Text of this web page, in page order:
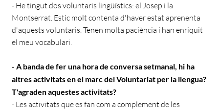
- He tingut dos voluntaris lingüístics: el Josep i la
Montserrat. Estic molt contenta d'haver estat aprenenta
d'aquests voluntaris. Tenen molta paciència i han enriquit
el meu vocabulari.
- A banda de fer una hora de conversa setmanal, hi ha
altres activitats en el marc del Voluntariat per la llengua?
T'agraden aquestes activitats?
- Les activitats que es fan com a complement de les